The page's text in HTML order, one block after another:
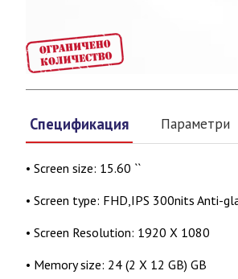
Спецификация Параметри
• Screen size: 15.60 ``
• Screen type: FHD,IPS 300nits Anti-
• Screen Resolution: 1920 X 1080
• Memory size: 24 (2 X 12 GB) GB